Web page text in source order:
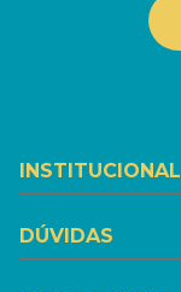
INSTITUCIONAL
DÚVIDAS